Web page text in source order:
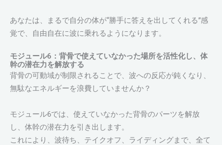
あなたは、まるで自分の体が“勝手に答えを出してくれる”感
覚で、自由自在に波に乗れるようになります。
モジュール6：背骨で使えていなかった場所を活性化し、体
幹の潜在力を解放する
背骨の可動域が制限されることで、波への反応が鈍くなり、
無駄なエネルギーを浪費していませんか？
モジュール6では、使えていなかった背骨のパーツを解放
し、体幹の潜在力を引き出します。
これにより、波待ち、テイクオフ、ライディングまで、全て